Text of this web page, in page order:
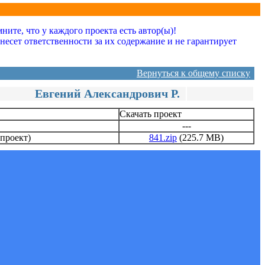
что у каждого проекта есть автор(ы)!
ответственности за их содержание и не гарантирует
Вернуться к общему списку
Евгений Александрович Р.
Скачать проект
---
841.zip (225.7 MB)